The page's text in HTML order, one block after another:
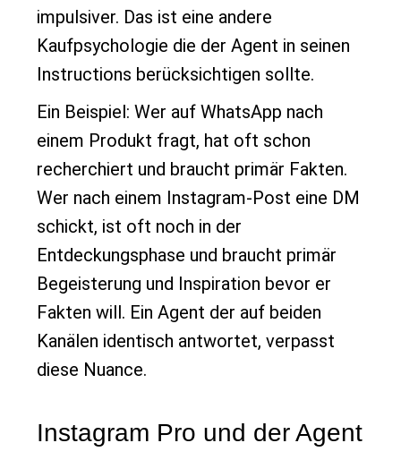
impulsiver. Das ist eine andere
Kaufpsychologie die der Agent in seinen
Instructions berücksichtigen sollte.
Ein Beispiel: Wer auf WhatsApp nach
einem Produkt fragt, hat oft schon
recherchiert und braucht primär Fakten.
Wer nach einem Instagram-Post eine DM
schickt, ist oft noch in der
Entdeckungsphase und braucht primär
Begeisterung und Inspiration bevor er
Fakten will. Ein Agent der auf beiden
Kanälen identisch antwortet, verpasst
diese Nuance.
Instagram Pro und der Agent